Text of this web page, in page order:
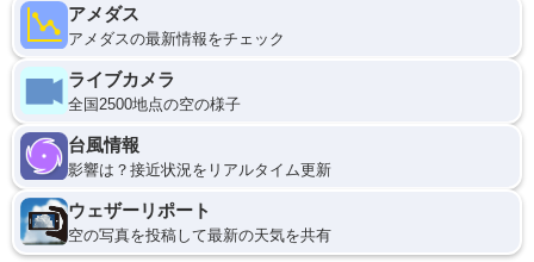
アメダス
アメダスの最新情報をチェック
ライブカメラ
全国2500地点の空の様子
台風情報
影響は？接近状況をリアルタイム更新
ウェザーリポート
空の写真を投稿して最新の天気を共有